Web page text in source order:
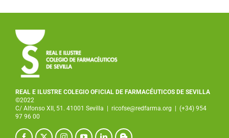
REAL E ILUSTRE COLEGIO OFICIAL DE FARMACÉUTICOS DE SEVILLA
©2022
C/ Alfonso XII, 51. 41001 Sevilla
ricofse@redfarma.org
(+34) 954
97 96 00